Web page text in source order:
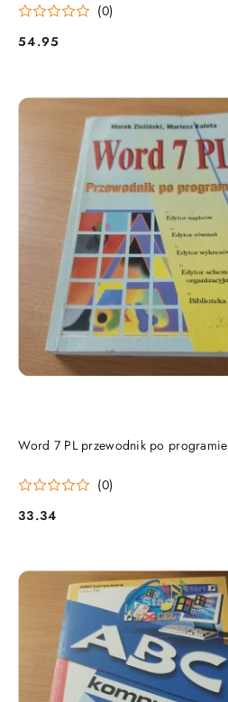
(0)
Cena:
54.95
Word 7 PL przewodnik po programie
(0)
Cena:
33.34
DO KOSZYKA